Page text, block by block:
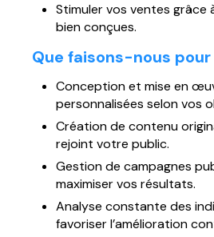
Stimuler vos ventes grâce
bien conçues.
Que faisons-nous pour
Conception et mise en
personnalisées selon vos
Création de contenu
rejoint votre public.
Gestion de campagnes
maximiser vos résultats.
Analyse constante des
favoriser l’amélioration